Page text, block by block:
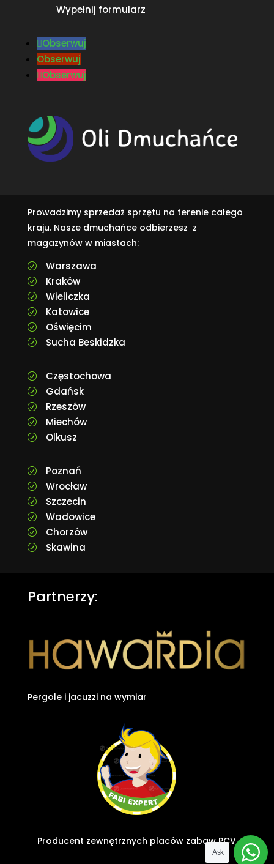
Wypełnij formularz
Obserwuj
Obserwuj
Obserwuj
Prowadzimy sprzedaż sprzętu na terenie całego
kraju. Nasze dmuchańce odbierzesz z
magazynów w miastach:
R Warszawa
R Kraków
R Wieliczka
R Katowice
R Oświęcim
R Sucha Beskidzka
R Częstochowa
R Gdańsk
R Rzeszów
R Miechów
R Olkusz
R Poznań
R Wrocław
R Szczecin
R Wadowice
R Chorzów
R Skawina
Partnerzy:
Pergole i jacuzzi na wymiar
Producent zewnętrznych placów zabaw PCV
Ask